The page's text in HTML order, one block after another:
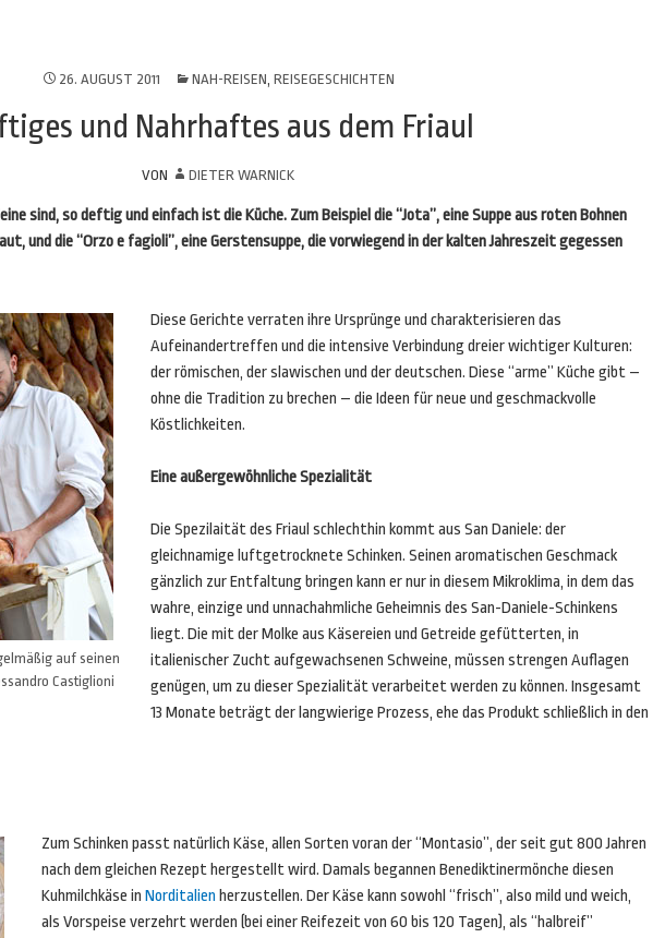
26. AUGUST 2011 NAH-REISEN, REISEGESCHICHTEN
und Nahrhaftes aus dem Friaul
VON DIETER WARNICK
sind, so deftig und einfach ist die Küche. Zum Beispiel die “Jota”, eine Suppe aus roten Bohnen
und die “Orzo e fagioli”, eine Gerstensuppe, die vorwiegend in der kalten Jahreszeit gegessen
auf seinen
Castiglioni
Diese Gerichte verraten ihre Ursprünge und charakterisieren das
Aufeinandertreffen und die intensive Verbindung dreier wichtiger Kulturen:
der römischen, der slawischen und der deutschen. Diese “arme” Küche gibt –
ohne die Tradition zu brechen – die Ideen für neue und geschmackvolle
Köstlichkeiten.
Eine außergewöhnliche Spezialität
Die Spezilaität des Friaul schlechthin kommt aus San Daniele: der
gleichnamige luftgetrocknete Schinken. Seinen aromatischen Geschmack
gänzlich zur Entfaltung bringen kann er nur in diesem Mikroklima, in dem das
wahre, einzige und unnachahmliche Geheimnis des San-Daniele-Schinkens
liegt. Die mit der Molke aus Käsereien und Getreide gefütterten, in
italienischer Zucht aufgewachsenen Schweine, müssen strengen Auflagen
genügen, um zu dieser Spezialität verarbeitet werden zu können. Insgesamt
13 Monate beträgt der langwierige Prozess, ehe das Produkt schließlich in den
Zum Schinken passt natürlich Käse, allen Sorten voran der “Montasio”, der seit gut 800 Jahren
nach dem gleichen Rezept hergestellt wird. Damals begannen Benediktinermönche diesen
Kuhmilchkäse in Norditalien herzustellen. Der Käse kann sowohl “frisch”, also mild und weich,
als Vorspeise verzehrt werden (bei einer Reifezeit von 60 bis 120 Tagen), als “halbreif”